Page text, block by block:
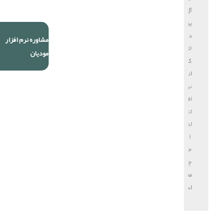
مشاوره نرم افزار
مودیان
آل
پردازش
دایا
(تولید
کننده
انواع
نرم
افزار
اتوماسیون
اداری
)
حق
چاپ
محفوظ
است